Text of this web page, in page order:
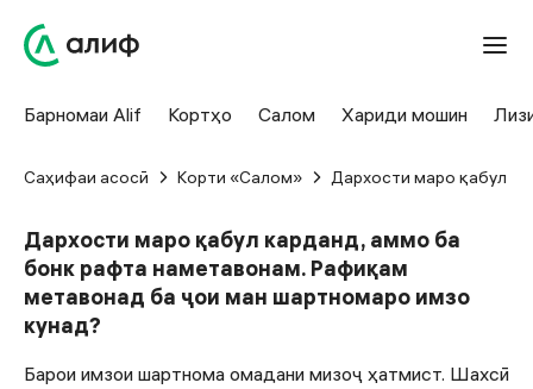
Барномаи Alif Кортҳо Салом Хариди мошин
Саҳифаи асосӣ Корти «Салом» Дархости маро қабул
Дархости маро қабул карданд, аммо ба
бонк рафта наметавонам. Рафиқам
метавонад ба ҷои ман шартномаро имзо
кунад?
Барои имзои шартнома омадани мизоҷ ҳатмист. Шахсӣ